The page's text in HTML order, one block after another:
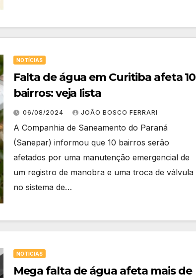
NOTÍCIAS
Falta de água em Curitiba afeta 10
bairros: veja lista
06/08/2024 JOÃO BOSCO FERRARI
A Companhia de Saneamento do Paraná
(Sanepar) informou que 10 bairros serão
afetados por uma manutenção emergencial de
um registro de manobra e uma troca de válvula
no sistema de…
NOTÍCIAS
Mega falta de água afeta mais de